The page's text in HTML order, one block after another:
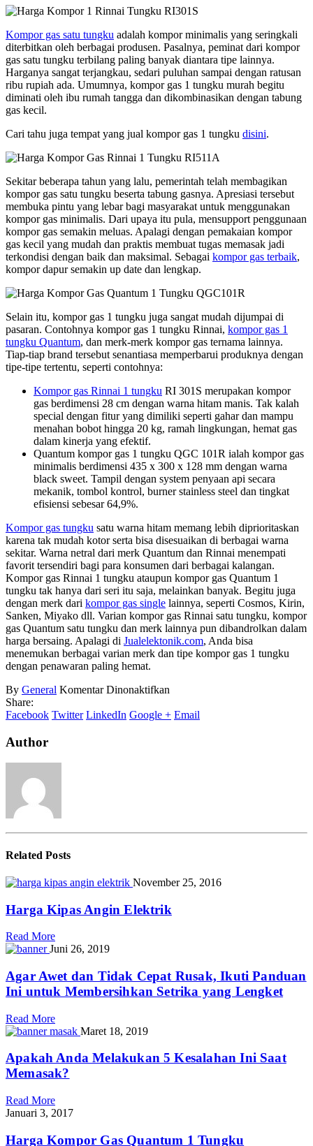
Kompor gas satu tungku adalah kompor minimalis yang seringkali
diterbitkan oleh berbagai produsen. Pasalnya, peminat dari kompor
gas satu tungku terbilang paling banyak diantara tipe lainnya.
Harganya sangat terjangkau, sedari puluhan sampai dengan ratusan
ribu rupiah ada. Umumnya, kompor gas 1 tungku murah begitu
diminati oleh ibu rumah tangga dan dikombinasikan dengan tabung
gas kecil.
Cari tahu juga tempat yang jual kompor gas 1 tungku disini.
Sekitar beberapa tahun yang lalu, pemerintah telah membagikan
kompor gas satu tungku beserta tabung gasnya. Apresiasi tersebut
membuka pintu yang lebar bagi masyarakat untuk menggunakan
kompor gas minimalis. Dari upaya itu pula, mensupport penggunaan
kompor gas semakin meluas. Apalagi dengan pemakaian kompor
gas kecil yang mudah dan praktis membuat tugas memasak jadi
terkondisi dengan baik dan maksimal. Sebagai kompor gas terbaik,
kompor dapur semakin up date dan lengkap.
Selain itu, kompor gas 1 tungku juga sangat mudah dijumpai di
pasaran. Contohnya kompor gas 1 tungku Rinnai, kompor gas 1
tungku Quantum, dan merk-merk kompor gas ternama lainnya.
Tiap-tiap brand tersebut senantiasa memperbarui produknya dengan
tipe-tipe tertentu, seperti contohnya:
Kompor gas Rinnai 1 tungku RI 301S merupakan kompor
gas berdimensi 28 cm dengan warna hitam manis. Tak kalah
special dengan fitur yang dimiliki seperti gahar dan mampu
menahan bobot hingga 20 kg, ramah lingkungan, hemat gas
dalam kinerja yang efektif.
Quantum kompor gas 1 tungku QGC 101R ialah kompor gas
minimalis berdimensi 435 x 300 x 128 mm dengan warna
black sweet. Tampil dengan system penyaan api secara
mekanik, tombol kontrol, burner stainless steel dan tingkat
efisiensi sebesar 64,9%.
Kompor gas tungku satu warna hitam memang lebih diprioritaskan
karena tak mudah kotor serta bisa disesuaikan di berbagai warna
sekitar. Warna netral dari merk Quantum dan Rinnai menempati
favorit tersendiri bagi para konsumen dari berbagai kalangan.
Kompor gas Rinnai 1 tungku ataupun kompor gas Quantum 1
tungku tak hanya dari seri itu saja, melainkan banyak. Begitu juga
dengan merk dari kompor gas single lainnya, seperti Cosmos, Kirin,
Sanken, Miyako dll. Varian kompor gas Rinnai satu tungku, kompor
gas Quantum satu tungku dan merk lainnya pun dibandrolkan dalam
harga bersaing. Apalagi di Jualelektonik.com, Anda bisa
menemukan berbagai varian merk dan tipe kompor gas 1 tungku
dengan penawaran paling hemat.
By General Komentar Dinonaktifkan
Gas
Share:
Facebook Twitter LinkedIn Google + Email
Author
RelatedPosts
November 25, 2016
Harga Kipas Angin Elektrik
Read More
Juni 26, 2019
Agar Awet dan Tidak Cepat Rusak, Ikuti Panduan
Ini untuk Membersihkan Setrika yang Lengket
Read More
Maret 18, 2019
Apakah Anda Melakukan 5 Kesalahan Ini Saat
Memasak?
Read More
Januari 3, 2017
Harga Kompor Gas Quantum 1 Tungku